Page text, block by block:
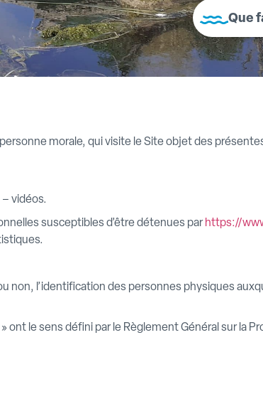
morale, qui visite le Site objet des
vidéos.
susceptibles d’être détenues par https://
l’identification des personnes physiques
ont le sens défini par le Règlement Général sur la
Que